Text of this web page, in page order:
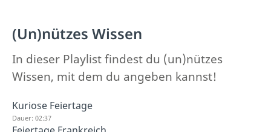
(Un)nützes Wissen
In dieser Playlist findest du (un)nützes
Wissen, mit dem du angeben kannst!
Kuriose Feiertage
Dauer: 02:37